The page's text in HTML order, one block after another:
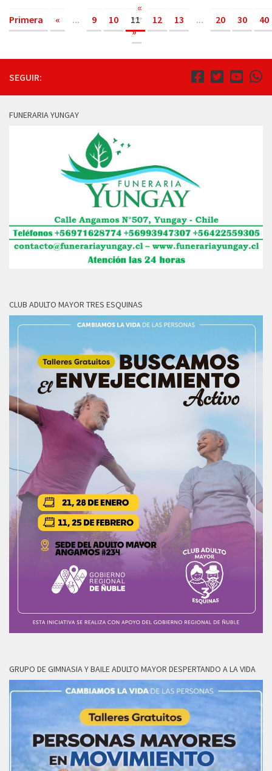
«
Primera
« ... 9 10 11 12 13 ... 20 30
40
»
SEGUIR:
FUNERARIA YUNGAY
CLUB ADULTO MAYOR TRES ESQUINAS
GRUPO DE GIMNASIA Y BAILE ADULTO MAYOR DESPERTANDO A LA VIDA